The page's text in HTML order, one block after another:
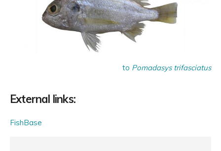
to Pomadasys trifasciatus
External links:
FishBase